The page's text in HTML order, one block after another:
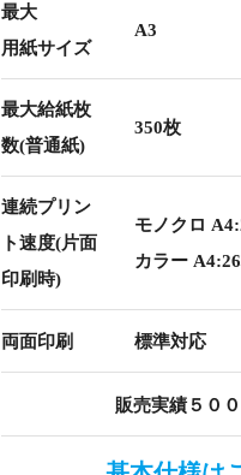
最大
用紙サイズ
A3
最大給紙枚
数(普通紙)
350枚
連続プリン
ト速度(片面
印刷時)
モノクロ
カラー
両面印刷 標準対応
販売実績５０